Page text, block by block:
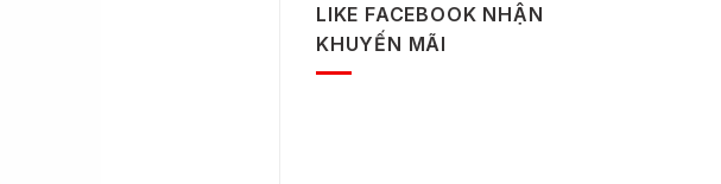
LIKE FACEBOOK NHẬN
KHUYẾN MÃI